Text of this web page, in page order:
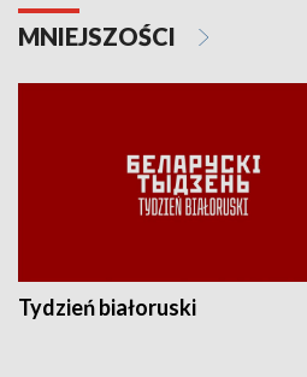
MNIEJSZOŚCI
Tydzień białoruski